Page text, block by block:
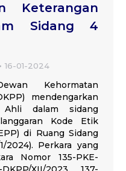
Keterangan
Sidang 4
16-01-2024
Kehormatan
mendengarkan
dalam sidang
Kode Etik
di Ruang Sidang
2024). Perkara yang
Nomor 135-PKE-